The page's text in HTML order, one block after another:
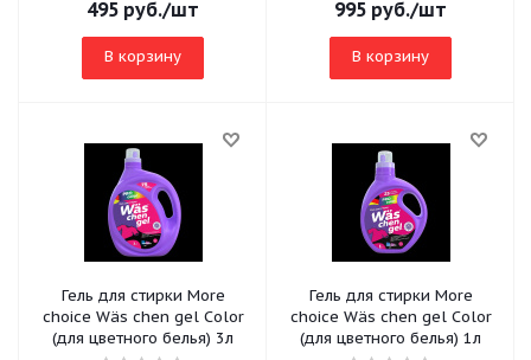
495 руб./шт
В корзину
995 руб./шт
В корзину
Гель для стирки More
choice Wäs chen gel Color
(для цветного белья) 3л
Гель для стирки More
choice Wäs chen gel Color
(для цветного белья) 1л